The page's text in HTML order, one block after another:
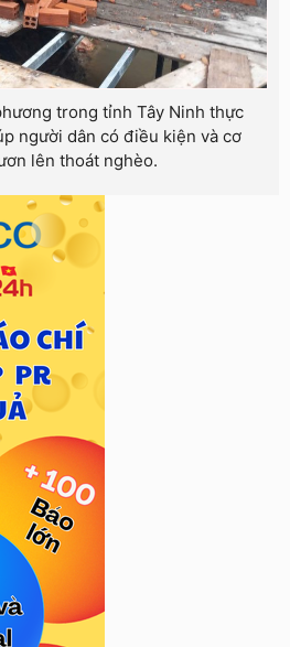
trong tỉnh Tây Ninh thực
người dân có điều kiện và cơ
lên thoát nghèo.